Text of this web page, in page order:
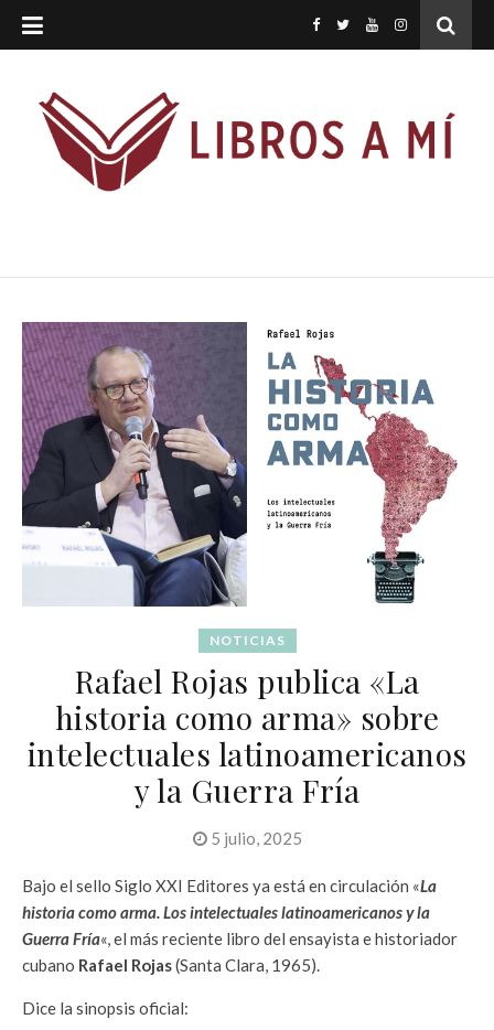
NOTICIAS
Rafael Rojas publica «La
historia como arma» sobre
intelectuales latinoamericanos
y la Guerra Fría
5 julio, 2025
Bajo el sello Siglo XXI Editores ya está en circulación «La
historia como arma. Los intelectuales latinoamericanos y la
Guerra Fría«, el más reciente libro del ensayista e historiador
cubano Rafael Rojas(Santa Clara, 1965).
Dice la sinopsis oficial: